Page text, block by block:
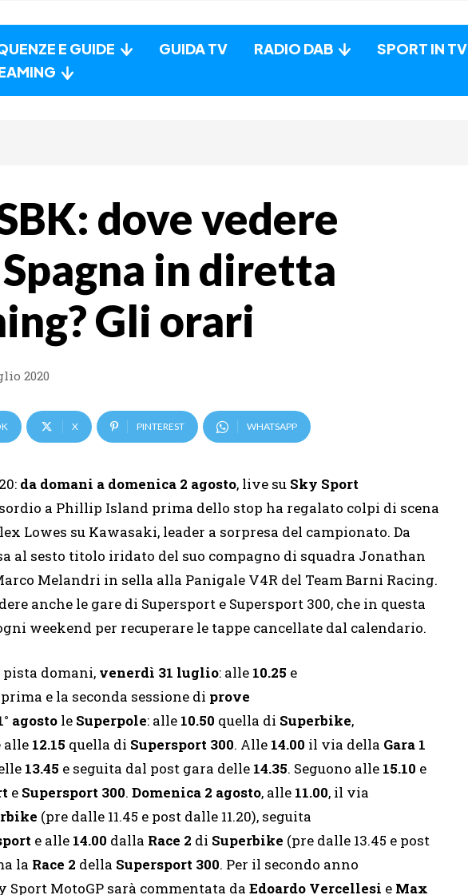
E GUIDE GUIDA TV RADIO DAB SPORT IN TV
dove vedere
in diretta
Gli orari
2020
X PINTEREST WHATSAPP
da domani a domenica 2 agosto, live su Sky Sport
a Phillip Island prima dello stop ha regalato colpi di scena
Lowes su Kawasaki, leader a sorpresa del campionato. Da
al sesto titolo iridato del suo compagno di squadra Jonathan
Melandri in sella alla Panigale V4R del Team Barni Racing.
anche le gare di Supersport e Supersport 300, che in questa
weekend per recuperare le tappe cancellate dal calendario.
pista domani, venerdì 31 luglio: alle 10.25 e
e la seconda sessione di prove
agosto le Superpole: alle 10.50 quella di Superbike,
alle 12.15 quella di Supersport 300. Alle 14.00 il via della Gara 1
13.45 e seguita dal post gara delle 14.35. Seguono alle 15.10 e
e Supersport 300. Domenica 2 agosto, alle 11.00, il via
(pre dalle 11.45 e post dalle 11.20), seguita
e alle 14.00 dalla Race 2 di Superbike (pre dalle 13.45 e post
la Race 2 della Supersport 300. Per il secondo anno
Sport MotoGP sarà commentata da Edoardo Vercellesi e Max